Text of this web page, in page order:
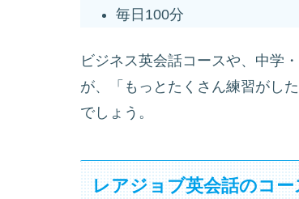
毎日100分
ビジネス英会話コースや、中学
が、「もっとたくさん練習がし
でしょう。
レアジョブ英会話のコ